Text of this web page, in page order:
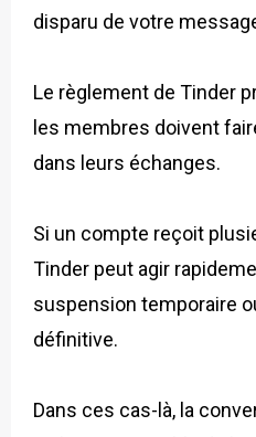
disparu de votre
Le règlement de Tinder
les membres doivent
dans leurs échanges.
Si un compte reçoit
Tinder peut agir
suspension temporaire
définitive.
Dans ces cas-là, la